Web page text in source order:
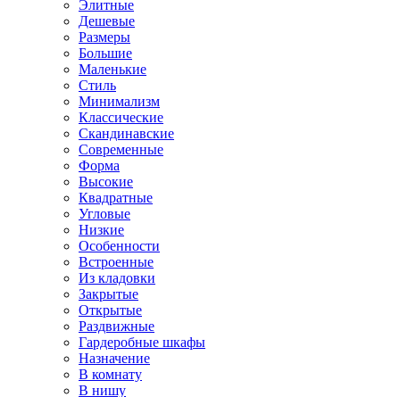
Элитные
Дешевые
Размеры
Большие
Маленькие
Стиль
Минимализм
Классические
Скандинавские
Современные
Форма
Высокие
Квадратные
Угловые
Низкие
Особенности
Встроенные
Из кладовки
Закрытые
Открытые
Раздвижные
Гардеробные шкафы
Назначение
В комнату
В нишу